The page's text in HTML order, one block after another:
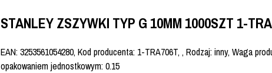
STANLEY ZSZYWKI TYP G 10MM 1000SZT 1-
EAN: 3253561054280, Kod producenta: 1-TRA706T, , Rodzaj: inny, Waga
opakowaniem jednostkowym: 0.15